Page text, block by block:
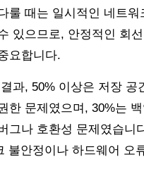
룰 때는 일시적인 네트워
있으므로, 안정적인 회
요합니다.
과, 50% 이상은 저장 공
한 문제였으며, 30%는
그나 호환성 문제였습니
불안정이나 하드웨어 오